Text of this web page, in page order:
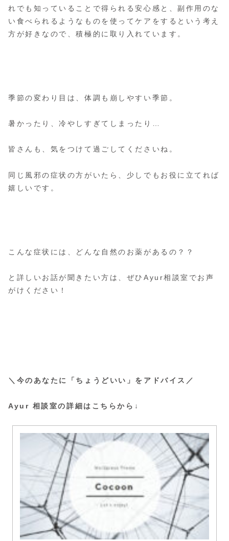
れでも知っていることで得られる安心感と、副作用のな
い食べられるようなものを使ってケアをするという考え
方が好きなので、積極的に取り入れています。
季節の変わり目は、体調も崩しやすい季節。
暑かったり、冷やしすぎてしまったり…
皆さんも、気をつけて過ごしてくださいね。
同じ風邪の症状の方がいたら、少しでもお役に立てれば
嬉しいです。
こんな症状には、どんな自然のお薬があるの？？
と詳しいお話が聞きたい方は、ぜひAyur相談室でお声
がけください！
＼今のあなたに「ちょうどいい」をアドバイス／
Ayur 相談室の詳細はこちらから↓